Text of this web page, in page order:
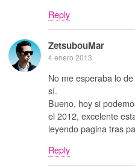
Reply
ZetsubouMar
4 enero 2013
No me esperaba lo
sí.
Bueno, hoy si
el 2012, excelente
leyendo pagina tras
Reply